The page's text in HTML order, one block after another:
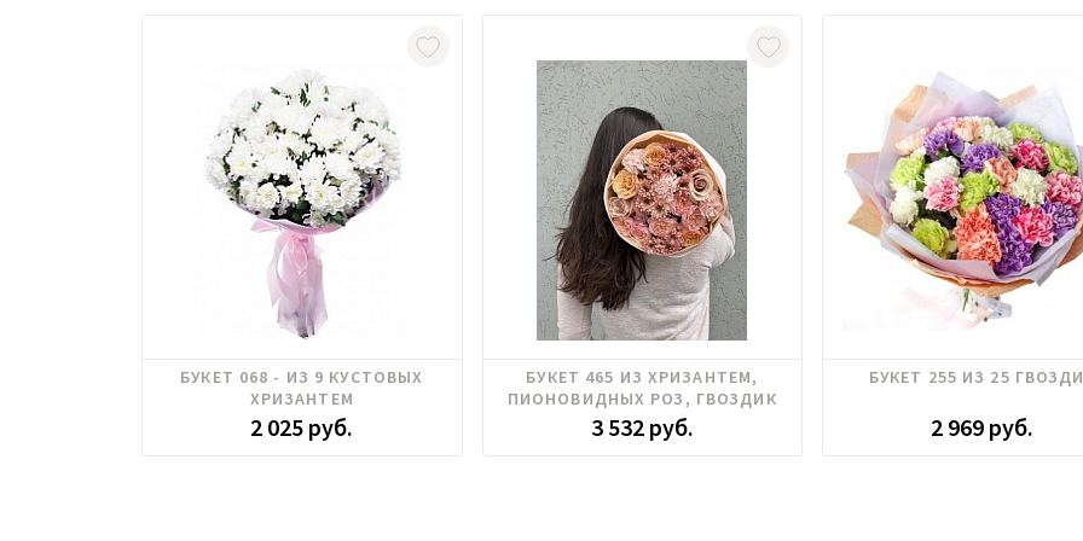
Хризантема
БУКЕТ 068 - ИЗ 9 КУСТОВЫХ
ХРИЗАНТЕМ
2 025 руб.
Гвоздика, Пионовидные розы, Роза
кустовая, Хризантема
БУКЕТ 465 ИЗ ХРИЗАНТЕМ,
ПИОНОВИДНЫХ РОЗ, ГВОЗДИК
3 532 руб.
Гвоздика
БУКЕТ 255 ИЗ 25
2 969 руб.